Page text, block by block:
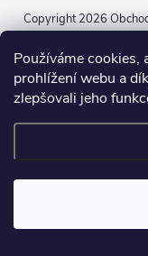
Používáme cookies,
prohlížení webu a
zlepšovali jeho
á
p
a
Copyright 2026